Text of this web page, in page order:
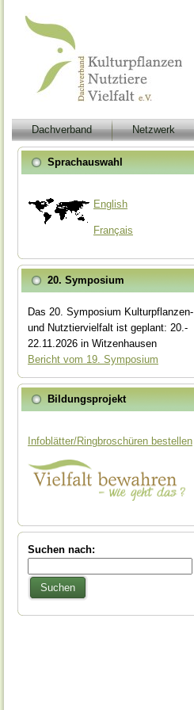
Dachverband Netzwerk
Sprachauswahl
English
Français
20. Symposium
Das 20. Symposium Kulturpflanzen-
und Nutztiervielfalt ist geplant: 20.-
22.11.2026 in Witzenhausen
Bericht vom 19. Symposium
Bildungsprojekt
Infoblätter/Ringbroschüren bestellen
Suchen nach:
Suchen